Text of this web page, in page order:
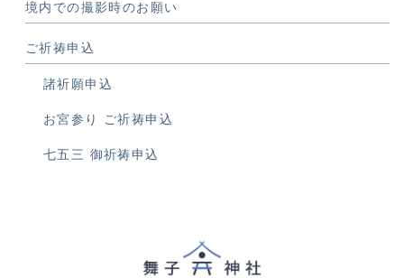
境内での撮影時のお願い
ご祈祷申込
諸祈願申込
お宮参り ご祈祷申込
七五三 御祈祷申込